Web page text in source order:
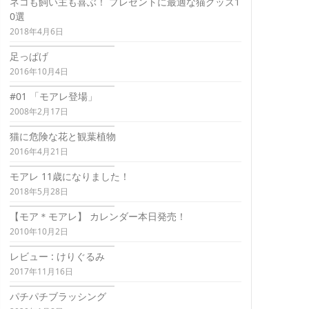
0選
2018年4月6日
足っぱげ
2016年10月4日
#01 「モアレ登場」
2008年2月17日
猫に危険な花と観葉植物
2016年4月21日
モアレ 11歳になりました！
2018年5月28日
【モア＊モアレ】 カレンダー本日発売！
2010年10月2日
レビュー : けりぐるみ
2017年11月16日
パチパチブラッシング